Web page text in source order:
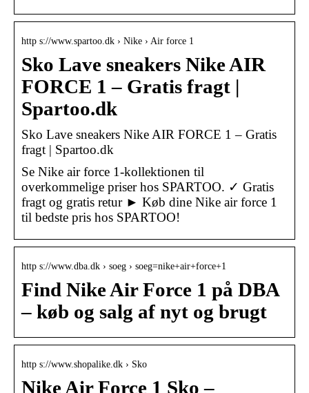
http s://www.spartoo.dk › Nike › Air force 1
Sko Lave sneakers Nike AIR
FORCE 1 – Gratis fragt |
Spartoo.dk
Sko Lave sneakers Nike AIR FORCE 1 – Gratis
fragt | Spartoo.dk
Se Nike air force 1-kollektionen til
overkommelige priser hos SPARTOO. ✓ Gratis
fragt og gratis retur ► Køb dine Nike air force 1
til bedste pris hos SPARTOO!
http s://www.dba.dk › soeg › soeg=nike+air+force+1
Find Nike Air Force 1 på DBA
– køb og salg af nyt og brugt
http s://www.shopalike.dk › Sko
Nike Air Force 1 Sko –